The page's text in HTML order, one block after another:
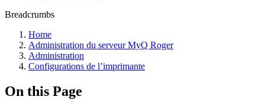
Breadcrumbs
Home
Administration du serveur MyQ Roger
Administration
Configurations de l’imprimante
On this Page